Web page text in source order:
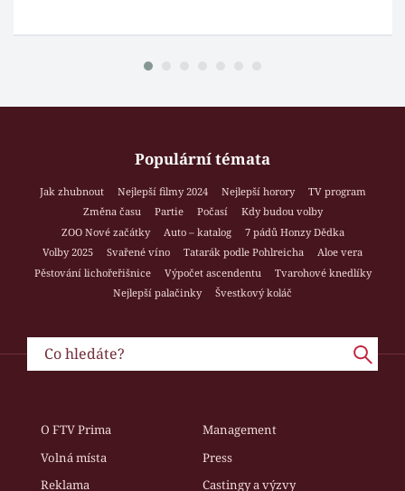
Populární témata
Jak zhubnout Nejlepší filmy 2024 Nejlepší horory
TV program
Změna času
Partie Počasí
Kdy budou volby
ZOO Nové začátky
Auto – katalog
7 pádů Honzy Dědka
Volby 2025
Svařené víno Tatarák podle Pohlreicha
Aloe vera
Pěstování lichořeřišnice
Výpočet ascendentu
Tvarohové knedlíky
Nejlepší palačinky
Švestkový koláč
O FTV Prima
Management
Volná místa
Press
Reklama
Castingy a výzvy